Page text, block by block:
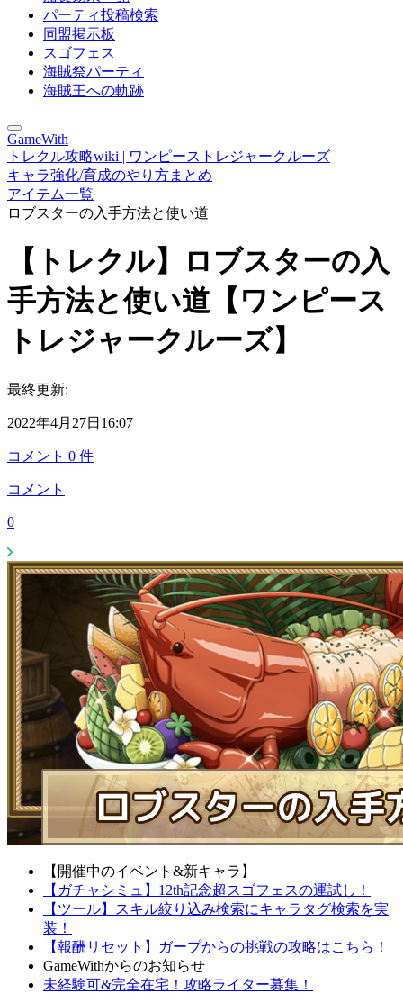
パーティ投稿検索
同盟掲示板
スゴフェス
海賊祭パーティ
海賊王への軌跡
GameWith
トレクル攻略wiki | ワンピーストレジャークルーズ
キャラ強化/育成のやり方まとめ
アイテム一覧
ロブスターの入手方法と使い道
【トレクル】ロブスターの入
手方法と使い道【ワンピース
トレジャークルーズ】
最終更新:
2022年4月27日16:07
コメント 0 件
コメント
0
【開催中のイベント&新キャラ】
【ガチャシミュ】12th記念超スゴフェスの運試し！
【ツール】スキル絞り込み検索にキャラタグ検索を実
装！
【報酬リセット】ガープからの挑戦の攻略はこちら！
GameWithからのお知らせ
未経験可&完全在宅！攻略ライター募集！